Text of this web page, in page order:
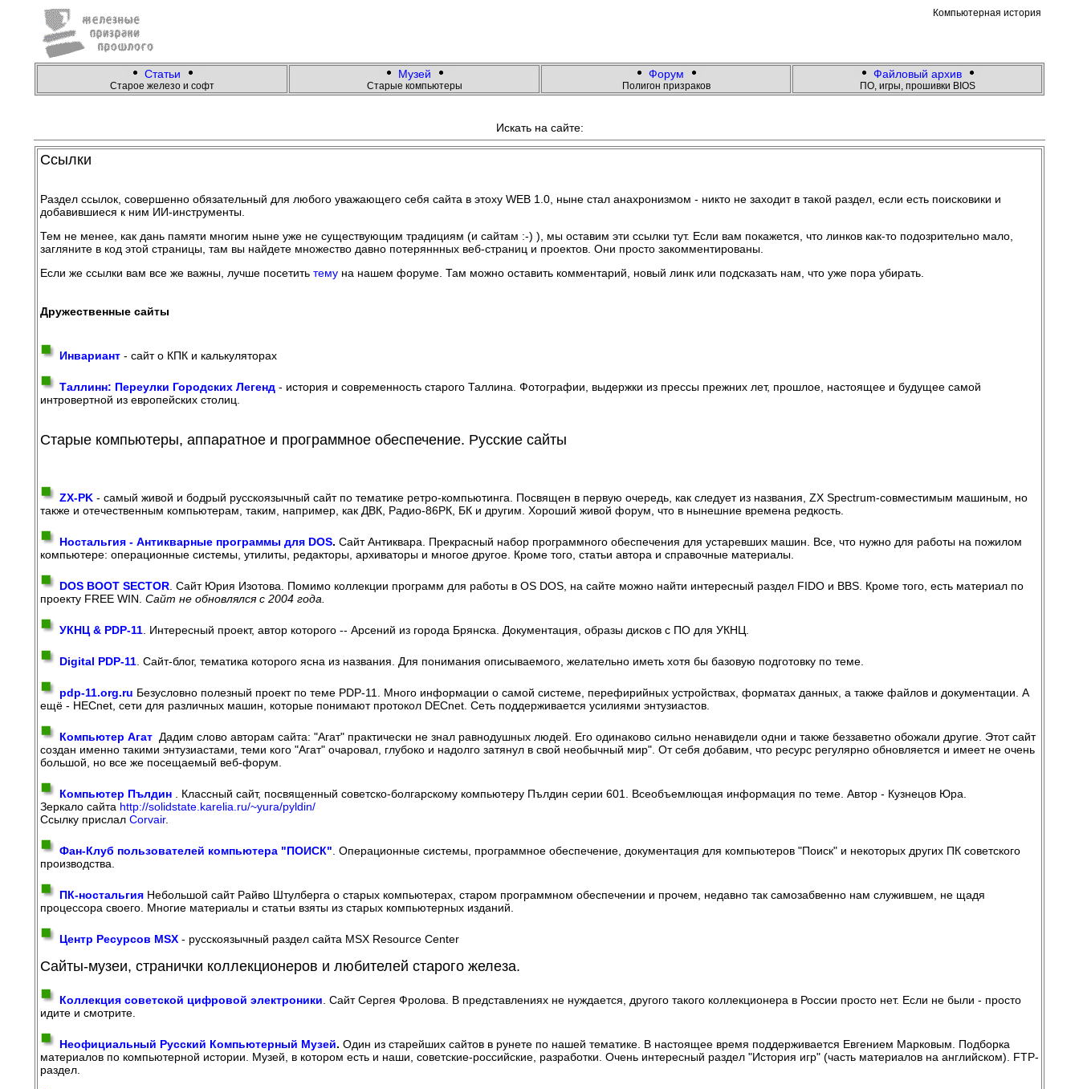
Компьютерная история
Статьи
Cтарое железо и софт
Музей
Старые компьютеры
Форум
Полигон призраков
Файловый архив
ПО, игры, прошивки BIOS
Искать на сайте:
Ссылки
Раздел ссылок, совершенно обязательный для любого уважающего себя сайта в этоху WEB 1.0, ныне стал анахронизмом - никто не заходит в такой раздел, если есть поисковики и
добавившиеся к ним ИИ-инструменты.
Тем не менее, как дань памяти многим ныне уже не существующим традициям (и сайтам :-) ), мы оставим эти ссылки тут. Если вам покажется, что линков как-то подозрительно мало,
загляните в код этой страницы, там вы найдете множество давно потеряннных веб-страниц и проектов. Они просто закомментированы.
Если же ссылки вам все же важны, лучше посетить тему на нашем форуме. Там можно оставить комментарий, новый линк или подсказать нам, что уже пора убирать.
Дружественные сайты
Инвариант - сайт о КПК и калькуляторах
Таллинн: Переулки Городских Легенд - история и современность старого Таллина. Фотографии, выдержки из прессы прежних лет, прошлое, настоящее и будущее самой
интровертной из европейских столиц.
Старые компьютеры, аппаратное и программное обеспечение. Русские сайты
ZX-PK - самый живой и бодрый русскоязычный сайт по тематике ретро-компьютинга. Посвящен в первую очередь, как следует из названия, ZX Spectrum-совместимым машиным, но
также и отечественным компьютерам, таким, например, как ДВК, Радио-86РК, БК и другим. Хороший живой форум, что в нынешние времена редкость.
Ностальгия - Антикварные программы для DOS. Сайт Антиквара. Прекрасный набор программного обеспечения для устаревших машин. Все, что нужно для работы на пожилом
компьютере: операционные системы, утилиты, редакторы, архиваторы и многое другое. Кроме того, статьи автора и справочные материалы.
DOS BOOT SECTOR . Сайт Юрия Изотова. Помимо коллекции программ для работы в OS DOS, на сайте можно найти интересный раздел FIDO и BBS. Кроме того, есть материал по
проекту FREE WIN. Сайт не обновлялся с 2004 года.
УКНЦ & PDP-11 . Интересный проект, автор которого -- Арсений из города Брянска. Документация, образы дисков с ПО для УКНЦ.
Digital PDP-11 . Сайт-блог, тематика которого ясна из названия. Для понимания описываемого, желательно иметь хотя бы базовую подготовку по теме.
pdp-11.org.ru Безусловно полезный проект по теме PDP-11. Много информации о самой системе, перефирийных устройствах, форматах данных, а также файлов и документации. А
ещё - HECnet, сети для различных машин, которые понимают протокол DECnet. Сеть поддерживается усилиями энтузиастов.
Компьютер Агат Дадим слово авторам сайта: "Агат" практически не знал равнодушных людей. Его одинаково сильно ненавидели одни и также беззаветно обожали другие. Этот сайт
создан именно такими энтузиастами, теми кого "Агат" очаровал, глубоко и надолго затянул в свой необычный мир". От себя добавим, что ресурс регулярно обновляется и имеет не очень
большой, но все же посещаемый веб-форум.
Компьютер Пълдин
. Классный сайт, посвященный советско-болгарскому компьютеру Пълдин серии 601. Всеобъемлющая информация по теме. Автор - Кузнецов Юра.
Зеркало сайта http://solidstate.karelia.ru/~yura/pyldin/
Ссылку прислал Corvair.
Фан-Клуб пользователей компьютера "ПОИСК" . Операционные системы, программное обеспечение, документация для компьютеров "Поиск" и некоторых других ПК советского
производства.
ПК-ностальгия Небольшой сайт Райво Штулберга о старых компьютерах, старом программном обеспечении и прочем, недавно так самозабвенно нам служившем, не щадя
процессора своего. Многие материалы и статьи взяты из старых компьютерных изданий.
Центр Ресурсов MSX - русскоязычный раздел сайта MSX Resource Center
Сайты-музеи, странички коллекционеров и любителей старого железа.
Коллекция советской цифровой электроники . Сайт Сергея Фролова. В представлениях не нуждается, другого такого коллекционера в России просто нет. Если не были - просто
идите и смотрите.
Неофициальный Русский Компьютерный Музей. Один из старейших сайтов в рунете по нашей тематике. В настоящее время поддерживается Евгением Марковым. Подборка
материалов по компьютерной истории. Музей, в котором есть и наши, советские-российские, разработки. Очень интересный раздел "История игр" (часть материалов на английском). FTP-
раздел.